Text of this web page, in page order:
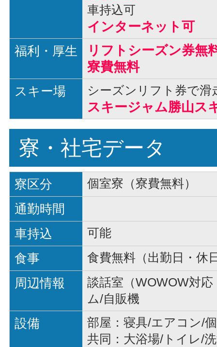
車持込可
インターネット可
福利・厚生
リフトシーズン券無
寮費無料
スキー場
シーズンリフト券で滑
スキージャム勝山ス
寮・社宅データ
寮区分 個室寮（寮費無料）
通勤時間
車持込
可能
食事 食費無料（出勤日・休
周辺情報
談話室（WOWOW対
ム/自販機
設備
部屋：寝具/エアコン/
共同：大浴場/トイレ/